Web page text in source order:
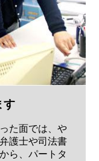
す
た面では、や
護士や司法書
ら、パートタ